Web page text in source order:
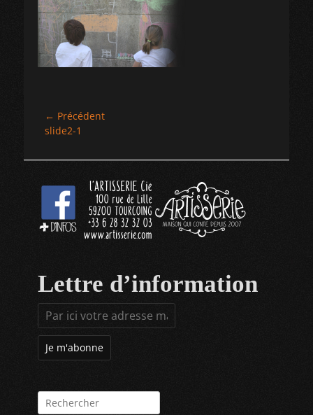
Navigation
de
← Précédent
Article
slide2-1
Lettre d’information
Rechercher :